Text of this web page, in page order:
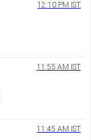
12:10 PM IST
11:55 AM IST
11:45 AM IST